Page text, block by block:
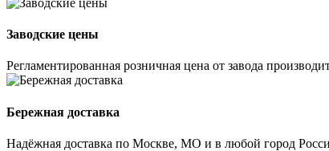
Заводские цены
Регламентированная розничная цена от завода
Бережная доставка
Надёжная доставка по Москве, МО и в любой город